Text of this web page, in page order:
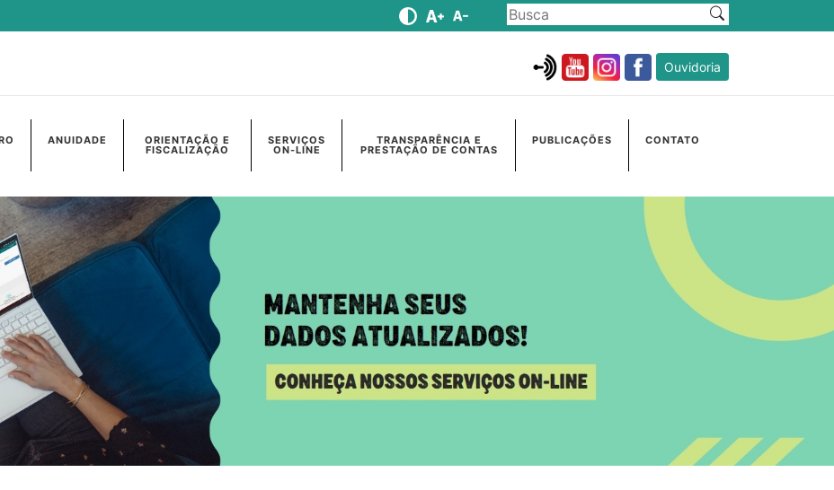
Ouvidoria
ANUIDADE ORIENTAÇÃO E
FISCALIZAÇÃO
SERVIÇOS
ON-LINE
TRANSPARÊNCIA E
PRESTAÇÃO DE CONTAS
PUBLICAÇÕES CONTATO